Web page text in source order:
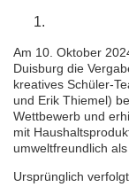
Am 10. Oktober
Duisburg die
kreatives Schüler-
und Erik Thiemel)
Wettbewerb und
mit
umweltfreundlich
Ursprünglich